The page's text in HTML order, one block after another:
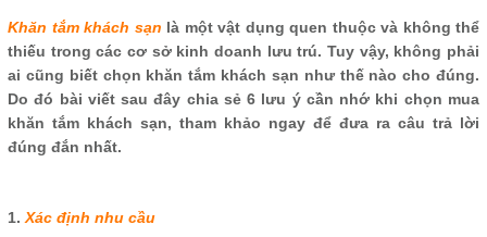
Khăn tắm khách sạn là một vật dụng quen thuộc và không thể
thiếu trong các cơ sở kinh doanh lưu trú. Tuy vậy, không phải
ai cũng biết chọn khăn tắm khách sạn như thế nào cho đúng.
Do đó bài viết sau đây chia sẻ 6 lưu ý cần nhớ khi chọn mua
khăn tắm khách sạn, tham khảo ngay để đưa ra câu trả lời
đúng đắn nhất.
1. Xác định nhu cầu